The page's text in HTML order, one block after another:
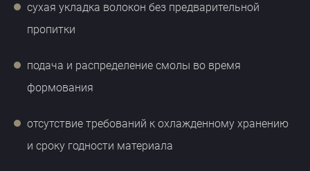
сухая укладка волокон без предварительной
пропитки
подача и распределение смолы во время
формования
отсутствие требований к охлажденному хранению
и сроку годности материала